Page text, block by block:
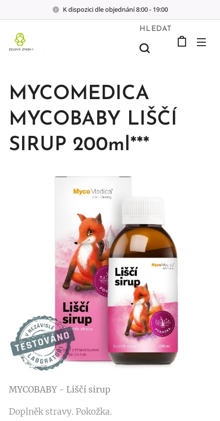
K dispozici dle objednání 8:00 - 19:00
HLEDAT
MYCOMEDICA
MYCOBABY LIŠČÍ
SIRUP 200ml***
MYCOBABY - Liščí sirup
Doplněk stravy. Pokožka.